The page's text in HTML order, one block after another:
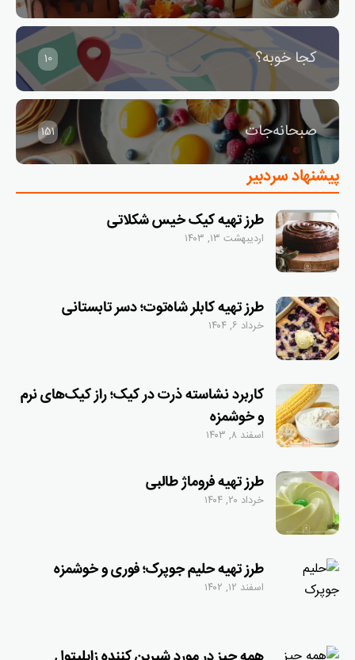
کجا خوبه؟ 10
صبحانه‌جات 151
پیشنهاد سردبیر
طرز تهیه کیک خیس شکلاتی
اردیبهشت ۱۳, ۱۴۰۳
طرز تهیه کابلر شاه‌توت؛ دسر تابستانی
خرداد ۶, ۱۴۰۴
کاربرد نشاسته ذرت در کیک؛ راز کیک‌های نرم
و خوشمزه
اسفند ۸, ۱۴۰۳
طرز تهیه فروماژ طالبی
خرداد ۲۰, ۱۴۰۴
طرز تهیه حلیم جوپرک؛ فوری و خوشمزه
اسفند ۱۲, ۱۴۰۲